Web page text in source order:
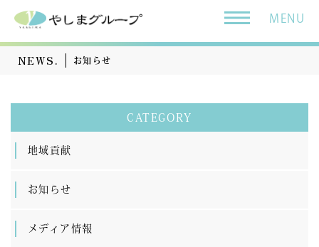
MENU
NEWS. お知らせ
CATEGORY
地域貢献
お知らせ
メディア情報